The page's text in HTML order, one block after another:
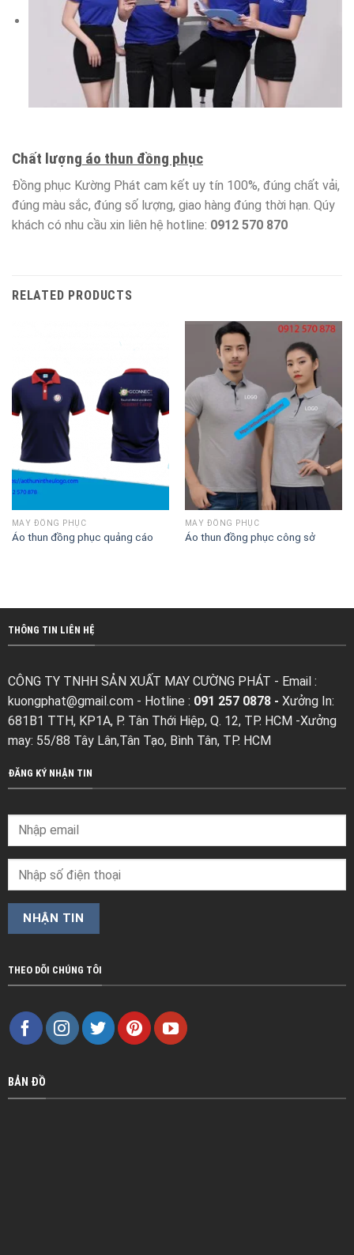
Chất lượng áo thun đồng phục
Đồng phục Kường Phát cam kết uy tín 100%, đúng chất vải,
đúng màu sắc, đúng số lượng, giao hàng đúng thời hạn. Qúy
khách có nhu cầu xin liên hệ hotline: 0912 570 870
RELATED PRODUCTS
MAY ĐỒNG PHỤC
Áo thun đồng phục quảng cáo
MAY ĐỒNG PHỤC
Áo thun đồng phục công sở
THÔNG TIN LIÊN HỆ
CÔNG TY TNHH SẢN XUẤT MAY CƯỜNG PHÁT - Email :
kuongphat@gmail.com- Hotline : 091 257 0878 - Xưởng In:
681B1 TTH, KP1A, P. Tân Thới Hiệp, Q. 12, TP. HCM -Xưởng
may: 55/88 Tây Lân,Tân Tạo, Bình Tân, TP. HCM
ĐĂNG KÝ NHẬN TIN
THEO DÕI CHÚNG TÔI
BẢN ĐỒ